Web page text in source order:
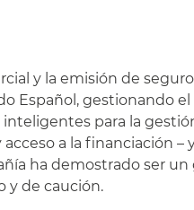
y la emisión de
Español, gestionando
para la
a la financiación –
ha demostrado ser
y de caución.